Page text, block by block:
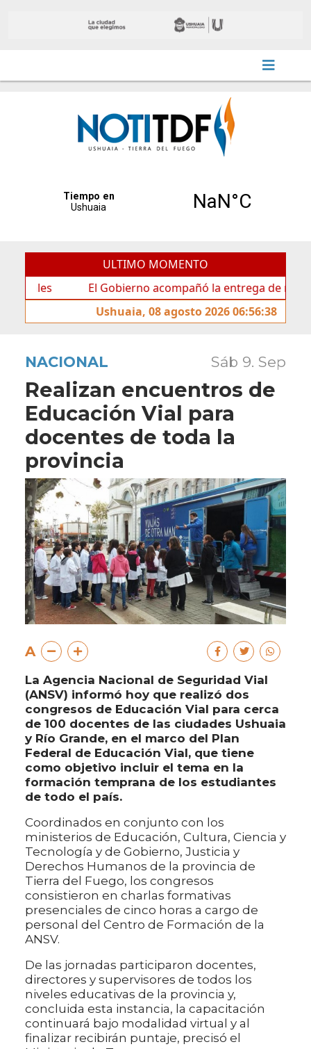
ULTIMO MOMENTO
El Gobierno acompañó la entrega de nueva
Ushuaia, 08 agosto 2026 06:56:38
NACIONAL Sáb 9. Sep
Realizan encuentros de
Educación Vial para
docentes de toda la
provincia
A
La Agencia Nacional de Seguridad Vial
(ANSV) informó hoy que realizó dos
congresos de Educación Vial para cerca
de 100 docentes de las ciudades Ushuaia
y Río Grande, en el marco del Plan
Federal de Educación Vial, que tiene
como objetivo incluir el tema en la
formación temprana de los estudiantes
de todo el país.
Coordinados en conjunto con los
ministerios de Educación, Cultura, Ciencia y
Tecnología y de Gobierno, Justicia y
Derechos Humanos de la provincia de
Tierra del Fuego, los congresos
consistieron en charlas formativas
presenciales de cinco horas a cargo de
personal del Centro de Formación de la
ANSV.
De las jornadas participaron docentes,
directores y supervisores de todos los
niveles educativas de la provincia y,
concluida esta instancia, la capacitación
continuará bajo modalidad virtual y al
finalizar recibirán puntaje, precisó el